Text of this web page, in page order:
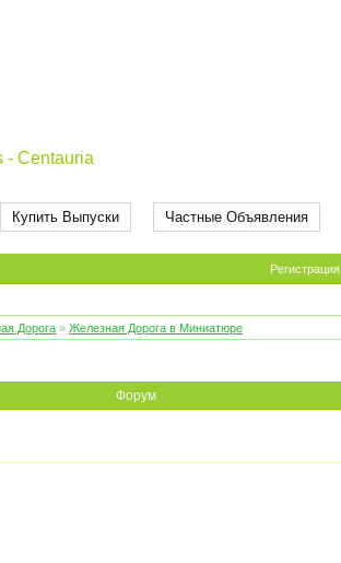
- Centauria
Купить Выпуски Частные Объявления
Регистрация
Дорога » Железная Дорога в Миниатюре
Форум